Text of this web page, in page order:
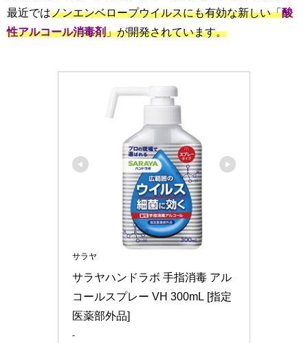
最近ではノンエンベロープウイルスにも有効な新しい「酸
性アルコール消毒剤」が開発されています。
サラヤ
サラヤハンドラボ 手指消毒 アル
コールスプレー VH 300mL [指定
医薬部外品]
-